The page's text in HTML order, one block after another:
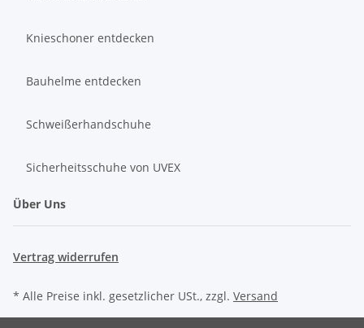
Knieschoner entdecken
Bauhelme entdecken
Schweißerhandschuhe
Sicherheitsschuhe von UVEX
Über Uns
Vertrag widerrufen
* Alle Preise inkl. gesetzlicher USt., zzgl. Versand